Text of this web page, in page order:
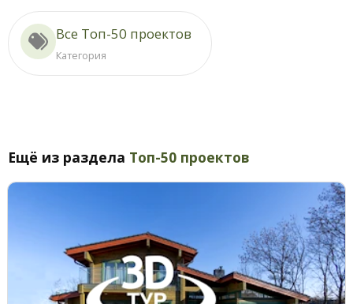
Все Топ-50 проектов
Категория
Ещё из раздела Топ-50 проектов